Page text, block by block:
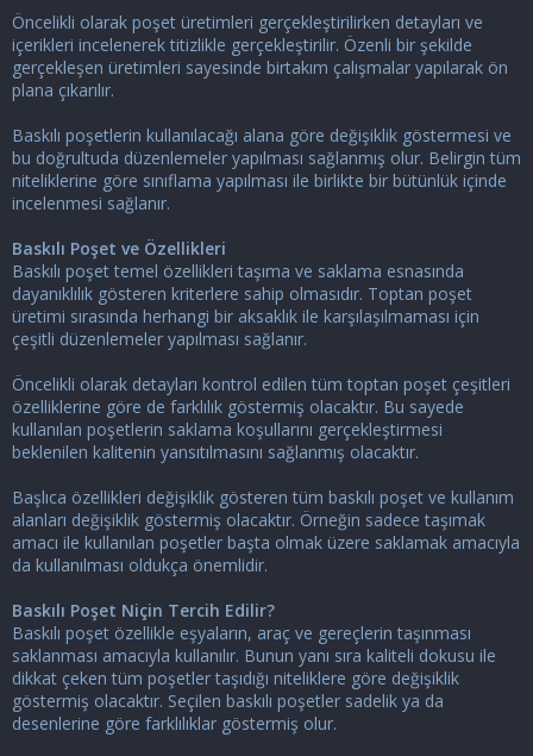
Öncelikli olarak poşet üretimleri gerçekleştirilirken detayları ve
içerikleri incelenerek titizlikle gerçekleştirilir. Özenli bir şekilde
gerçekleşen üretimleri sayesinde birtakım çalışmalar yapılarak ön
plana çıkarılır.
Baskılı poşetlerin kullanılacağı alana göre değişiklik göstermesi ve
bu doğrultuda düzenlemeler yapılması sağlanmış olur. Belirgin tüm
niteliklerine göre sınıflama yapılması ile birlikte bir bütünlük içinde
incelenmesi sağlanır.
Baskılı Poşet ve Özellikleri
Baskılı poşet temel özellikleri taşıma ve saklama esnasında
dayanıklılık gösteren kriterlere sahip olmasıdır. Toptan poşet
üretimi sırasında herhangi bir aksaklık ile karşılaşılmaması için
çeşitli düzenlemeler yapılması sağlanır.
Öncelikli olarak detayları kontrol edilen tüm toptan poşet çeşitleri
özelliklerine göre de farklılık göstermiş olacaktır. Bu sayede
kullanılan poşetlerin saklama koşullarını gerçekleştirmesi
beklenilen kalitenin yansıtılmasını sağlanmış olacaktır.
Başlıca özellikleri değişiklik gösteren tüm baskılı poşet ve kullanım
alanları değişiklik göstermiş olacaktır. Örneğin sadece taşımak
amacı ile kullanılan poşetler başta olmak üzere saklamak amacıyla
da kullanılması oldukça önemlidir.
Baskılı Poşet Niçin Tercih Edilir?
Baskılı poşet özellikle eşyaların, araç ve gereçlerin taşınması
saklanması amacıyla kullanılır. Bunun yanı sıra kaliteli dokusu ile
dikkat çeken tüm poşetler taşıdığı niteliklere göre değişiklik
göstermiş olacaktır. Seçilen baskılı poşetler sadelik ya da
desenlerine göre farklılıklar göstermiş olur.